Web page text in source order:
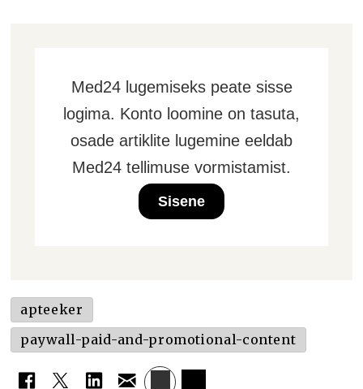
Med24 lugemiseks peate sisse
logima. Konto loomine on tasuta,
osade artiklite lugemine eeldab
Med24 tellimuse vormistamist.
Sisene
apteeker
paywall-paid-and-promotional-content